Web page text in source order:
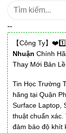
Tìm
--
【Công Ty】
Nhuận Chính
Thay Mới Bản
Tin Học Trường
hãng tại Quận
Surface Laptop,
thuật chuẩn xác.
đảm bảo độ khít